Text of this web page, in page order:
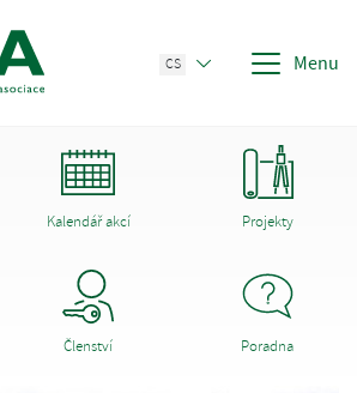
CS Menu
Kalendář akcí Projekty
Členství Poradna